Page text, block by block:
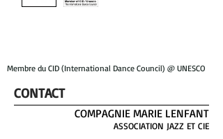
Membre du CID (International Dance Council) @ UNESCO
CONTACT
COMPAGNIE MARIE LENFANT
ASSOCIATION JAZZ ET CIE